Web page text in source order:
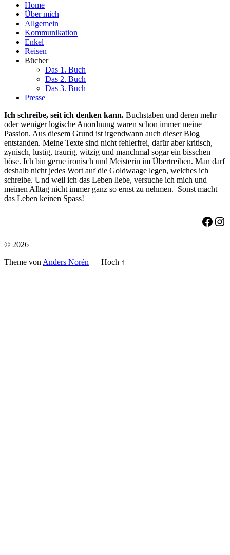
Home
Über mich
Allgemein
Kommunikation
Enkel
Reisen
Bücher
Das 1. Buch
Das 2. Buch
Das 3. Buch
Presse
Ich schreibe, seit ich denken kann. Buchstaben und deren mehr
oder weniger logische Anordnung waren schon immer meine
Passion. Aus diesem Grund ist irgendwann auch dieser Blog
entstanden. Meine Texte sind nicht fehlerfrei, dafür aber kritisch,
zynisch, lustig, traurig, witzig und manchmal sogar ein bisschen
böse. Ich bin gerne ironisch und Meisterin im Übertreiben. Man darf
deshalb nicht jedes Wort auf die Goldwaage legen, welches ich
schreibe. Und weil ich das Leben liebe, versuche ich mich und
meinen Alltag nicht immer ganz so ernst zu nehmen. Sonst macht
das Leben keinen Spass!
© 2026
Theme von Anders Norén — Hoch ↑